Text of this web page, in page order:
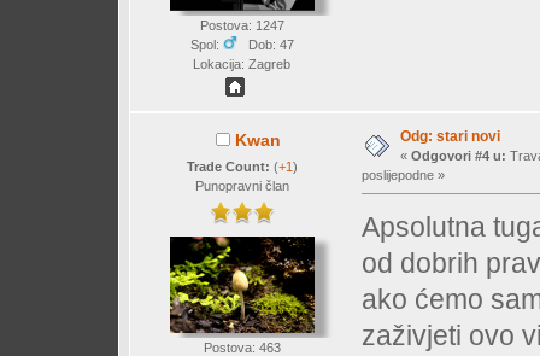
Postova: 1247
Spol:
Dob: 47
Lokacija: Zagreb
Kwan
Trade Count: (+1)
Punopravni član
Postova: 463
Odg: stari novi
« Odgovori #4 u:
poslijepodne »
Apsolutna
od dobrih
ako ćemo
zaživjeti ovo